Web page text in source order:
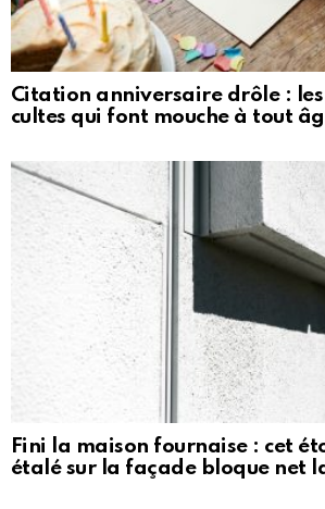
Citation anniversaire drôle :
cultes qui font mouche à tout
Fini la maison fournaise : cet
étalé sur la façade bloque net